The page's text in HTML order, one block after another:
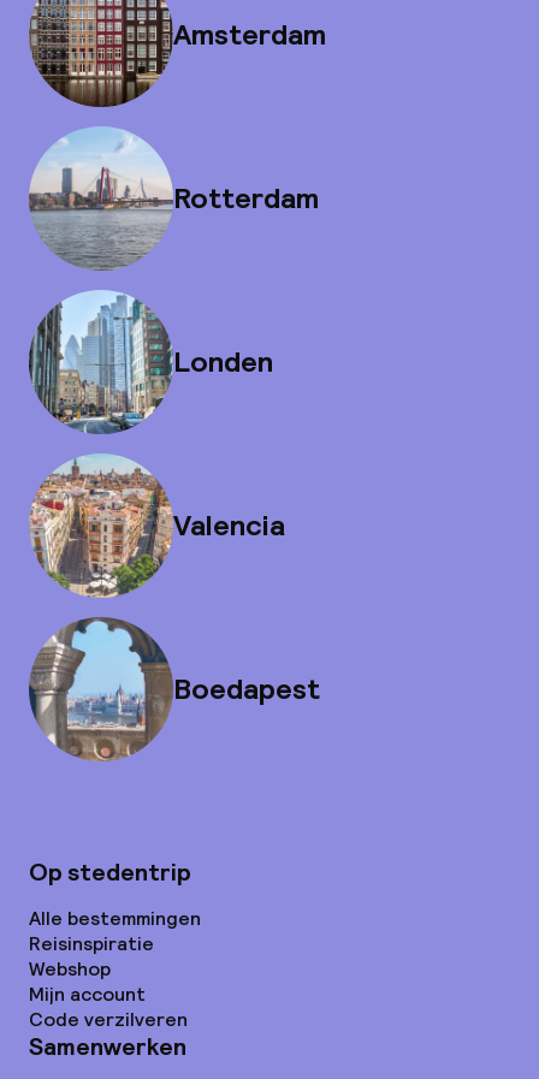
Amsterdam
Rotterdam
Londen
Valencia
Boedapest
Op stedentrip
Alle bestemmingen
Reisinspiratie
Webshop
Mijn account
Code verzilveren
Samenwerken